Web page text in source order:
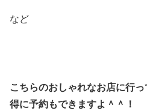
など
こちらのおしゃれなお店に行
得に予約もできますよ＾＾！